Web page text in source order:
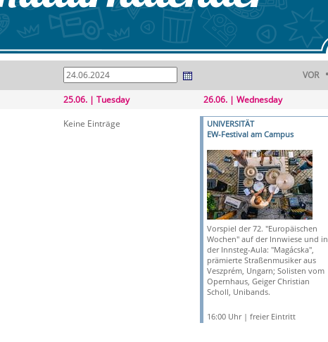
VOR
25.06. | Tuesday
Keine Einträge
26.06. | Wednesday
UNIVERSITÄT
EW-Festival am Campus
Vorspiel der 72. "Europäischen
Wochen" auf der Innwiese und in
der Innsteg-Aula: "Magácska",
prämierte Straßenmusiker aus
Veszprém, Ungarn; Solisten vom
Opernhaus, Geiger Christian
Scholl, Unibands.
16:00 Uhr | freier Eintritt